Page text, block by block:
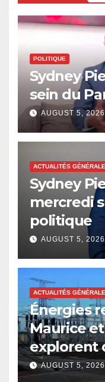
POLITIQUE
Sydney
sein du
AUGUST 5, 2026
ACTUALITÉS
Sydney
mercredi
politique
AUGUST 5, 2026
ACTUALITÉS
Énergies
Maurice
explorent
avenues
AUGUST 5,